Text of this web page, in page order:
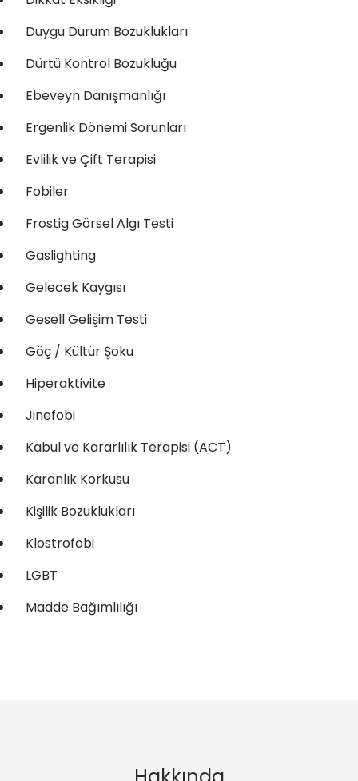
Duygu Durum Bozuklukları
Dürtü Kontrol Bozukluğu
Ebeveyn Danışmanlığı
Ergenlik Dönemi Sorunları
Evlilik ve Çift Terapisi
Fobiler
Frostig Görsel Algı Testi
Gaslighting
Gelecek Kaygısı
Gesell Gelişim Testi
Göç / Kültür Şoku
Hiperaktivite
Jinefobi
Kabul ve Kararlılık Terapisi (ACT)
Karanlık Korkusu
Kişilik Bozuklukları
Klostrofobi
LGBT
Madde Bağımlılığı